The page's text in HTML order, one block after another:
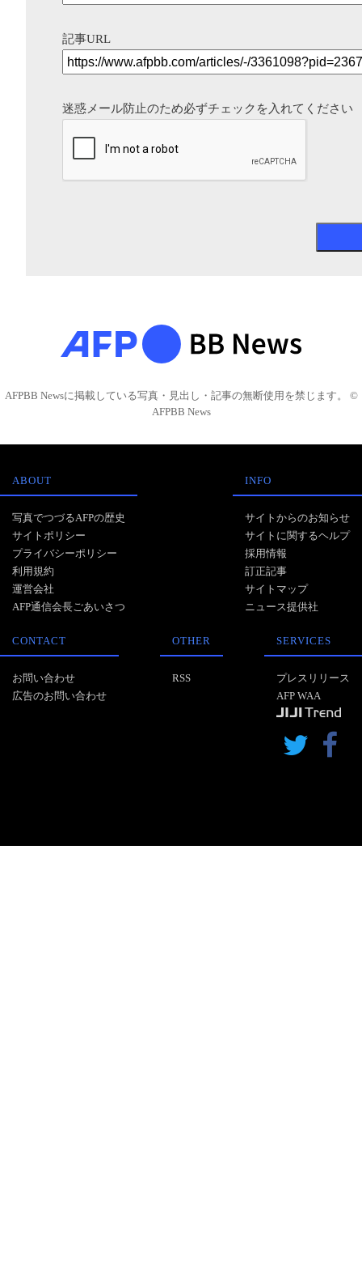
記事URL
迷惑メール防止のため必ずチェックを入れてください
AFPBB Newsに掲載している写真・見出し・記事の無断使用を禁じます。 ©
AFPBB News
ABOUT
写真でつづるAFPの歴史
サイトポリシー
プライバシーポリシー
利用規約
運営会社
AFP通信会長ごあいさつ
INFO
サイトからのお知らせ
サイトに関するヘルプ
採用情報
訂正記事
サイトマップ
ニュース提供社
CONTACT
お問い合わせ
広告のお問い合わせ
OTHER
RSS
SERVICES
プレスリリース
AFP WAA